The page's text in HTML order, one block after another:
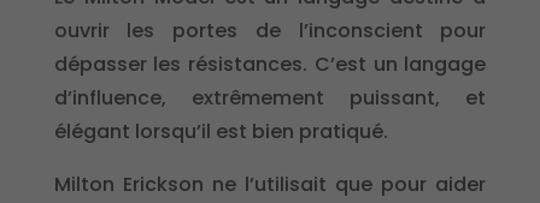
ouvrir les portes de l’inconscient pour
dépasser les résistances. C’est un langage
d’influence, extrêmement puissant, et
élégant lorsqu’il est bien pratiqué.
Milton Erickson ne l’utilisait que pour aider